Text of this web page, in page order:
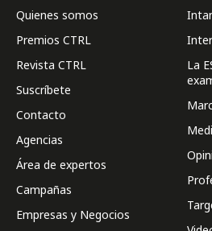
Quienes somos
Premios CTRL
Revista CTRL
Suscríbete
Contacto
Agencias
Área de expertos
Campañas
Empresas y Negocios
La